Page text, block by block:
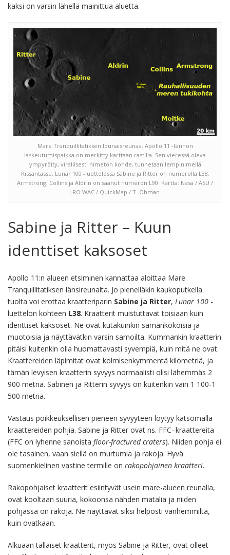
kaksi on varsin lähellä mainittua aluetta.
Mare Tranquillitatiksen lounaisreunaa. Apollo 11 -lennon
laskeutumispaikka on merkitty karttaan rastilla. Sen vieressä oleva
ympyröity, virallisesti nimetön kohde, tunnetaan lempinimellä
Kissantassu. Lunar 100 -luettelossa Sabine ja Ritter on numerolla L38.
Armstrong, Collins ja Aldrin on saanut numeron L90. Kartta: Nasa / ASU /
LRO WAC / QuickMap / T. Öhman.
Sabine ja Ritter – Kuun
identtiset kaksoset
Apollo 11:n alueen etsiminen kannattaa aloittaa Mare
Tranquillitatiksen länsireunalta. Jo pienelläkin kaukoputkella
tuolta voi erottaa kraatteriparin Sabine ja Ritter, Lunar 100 -
luettelon kohteen L38. Kraatterit muistuttavat toisiaan kuin
identtiset kaksoset. Ne ovat kutakuinkin samankokoisia ja
muotoisia ja näyttävätkin varsin samoilta. Kummankin kraatterin
pitäisi kuitenkin olla huomattavasti syvempiä, kuin mitä ne ovat.
Kraattereiden läpimitat ovat kolmisenkymmentä kilometriä, ja
tämän levyisen kraatterin syvyys normaalisti olisi lähemmäs 2
900 metriä. Sabinen ja Ritterin syvyys on kuitenkin vain 1 100-1
500 metriä.
Vastaus poikkeuksellisen pieneen syvyyteen löytyy katsomalla
kraattereiden pohjia. Sabine ja Ritter ovat ns. FFC–kraattereita
(FFC on lyhenne sanoista floor-fractured craters). Niiden pohja ei
ole tasainen, vaan siellä on murtumia ja rakoja. Hyvä
suomenkielinen vastine termille on rakopohjainen kraatteri.
Rakopohjaiset kraatterit esiintyvät usein mare-alueen reunalla,
ovat kooltaan suuria, kokoonsa nähden matalia ja niiden
pohjassa on rakoja. Ne näyttävät siksi helposti vanhemmilta,
kuin ovatkaan.
Alkuaan tällaiset kraatterit, myös Sabine ja Ritter, ovat olleet